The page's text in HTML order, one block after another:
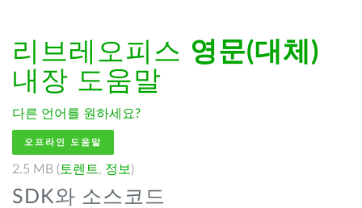
리브레오피스 영문(대체)
내장 도움말
다른 언어를 원하세요?
오프라인 도움말
2.5 MB ( 토렌트, 정보 )
SDK와 소스코드